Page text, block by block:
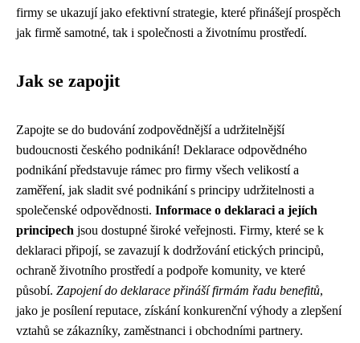
firmy se ukazují jako efektivní strategie, které přinášejí prospěch
jak firmě samotné, tak i společnosti a životnímu prostředí.
Jak se zapojit
Zapojte se do budování zodpovědnější a udržitelnější
budoucnosti českého podnikání! Deklarace odpovědného
podnikání představuje rámec pro firmy všech velikostí a
zaměření, jak sladit své podnikání s principy udržitelnosti a
společenské odpovědnosti. Informace o deklaraci a jejích
principech jsou dostupné široké veřejnosti. Firmy, které se k
deklaraci připojí, se zavazují k dodržování etických principů,
ochraně životního prostředí a podpoře komunity, ve které
působí. Zapojení do deklarace přináší firmám řadu benefitů,
jako je posílení reputace, získání konkurenční výhody a zlepšení
vztahů se zákazníky, zaměstnanci i obchodními partnery.